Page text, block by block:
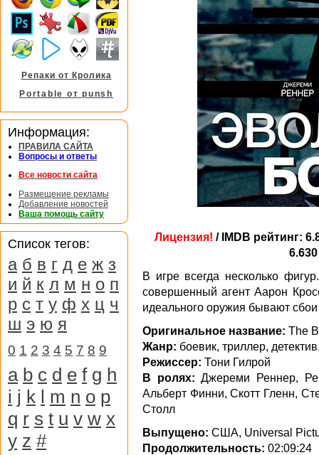
Лицензия! / IMDB рейтинг:
В игре всегда несколько
совершенный агент Аарон
идеального оружия бывают
Оригинальное название: The
Жанр: боевик, триллер,
Режиссер: Тони Гилрой
В ролях: Джереми Реннер,
Альберт Финни, Скотт Гленн,
Столл
Выпущено: США, Universal
Продолжительность: 02:09:24
Репаки от Кролика
Portable от punsh
Информация:
ПРАВИЛА САЙТА
Вопросы и ответы
Все новости сайта
Размещение рекламы
Добавление новостей
Ваша помощь сайту
Список тегов:
а б в г д е ж з
и й к л м н о п
р с т у ф х ц ч
ш э ю я
0 1 2 3 4 5 7 8 9
a b c d e f g h
i j k l m n o p
q r s t u v w x
y z #